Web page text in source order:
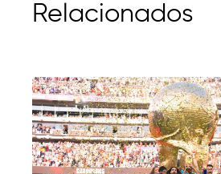
Relacionados